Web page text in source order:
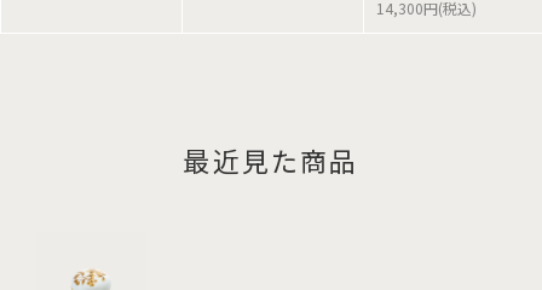
14,300円(税込)
最近見た商品